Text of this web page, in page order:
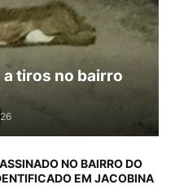
tiros no bairro
NO BAIRRO DO
EM JACOBINA